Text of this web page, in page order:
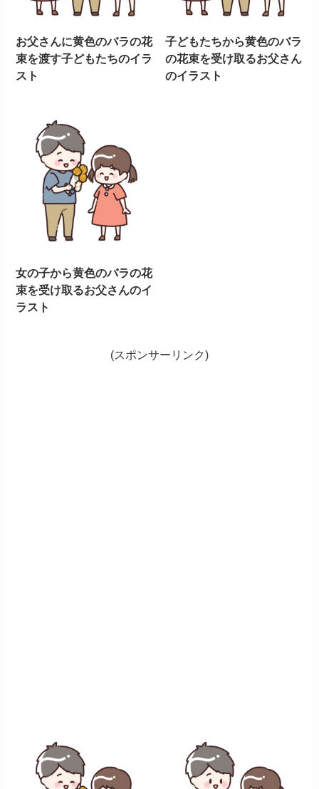
お父さんに黄色のバラの花
束を渡す子どもたちのイラ
スト
子どもたちから黄色のバラ
の花束を受け取るお父さん
のイラスト
女の子から黄色のバラの花
束を受け取るお父さんのイ
ラスト
(スポンサーリンク)